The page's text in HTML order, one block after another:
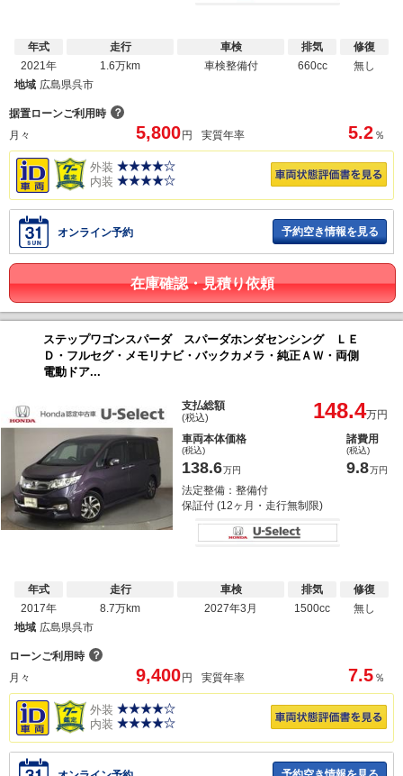
年式
2021年
走行
1.6万km
車検
車検整備付
排気
660cc
修復
無し
地域 広島県呉市
据置ローンご利用時 ？
月々
5,800 円 実質年率 5.2 ％
外装
内装
オンライン予約 予約空き情報を見る
在庫確認・見積り依頼
ステップワゴンスパーダ スパーダホンダセンシング ＬＥ
Ｄ・フルセグ・メモリナビ・バックカメラ・純正ＡＷ・両側
電動ドア...
支払総額
(税込) 148.4万円
車両本体価格
(税込)
138.6万円
諸費用
(税込)
9.8万円
法定整備：整備付
保証付 (12ヶ月・走行無制限)
年式
2017年
走行
8.7万km
車検
2027年3月
排気
1500cc
修復
無し
地域 広島県呉市
ローンご利用時 ？
月々
9,400円 実質年率 7.5 ％
外装
内装